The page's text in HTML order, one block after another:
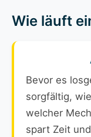
Wie läuft
Bevor es
sorgfältig,
welcher
spart Zeit